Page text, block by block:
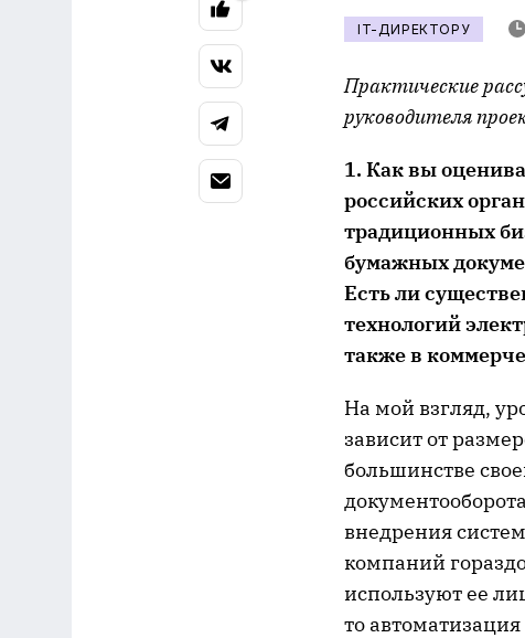
IT-ДИРЕКТОРУ
Практические
руководителя
1. Как вы
российских
традиционных
бумажных
Есть ли
технологий
также в
На мой взгляд,
зависит от
большинстве
внедрения
компаний
используют ее
то